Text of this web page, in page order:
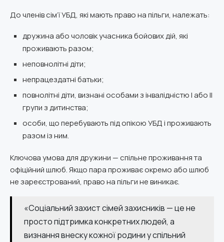
До членів сім’ї УБД, які мають право на пільги, належать:
дружина або чоловік учасника бойових дій, які
проживають разом;
неповнолітні діти;
непрацездатні батьки;
повнолітні діти, визнані особами з інвалідністю І або ІІ
групи з дитинства;
особи, що перебувають під опікою УБД і проживають
разом із ним.
Ключова умова для дружини — спільне проживання та
офіційний шлюб. Якщо пара проживає окремо або шлюб
не зареєстрований, право на пільги не виникає.
«Соціальний захист сімей захисників — це не
просто підтримка конкретних людей, а
визнання внеску кожної родини у спільний